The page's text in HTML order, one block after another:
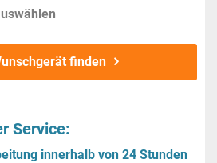
finden
Service:
innerhalb von 24 Stunden